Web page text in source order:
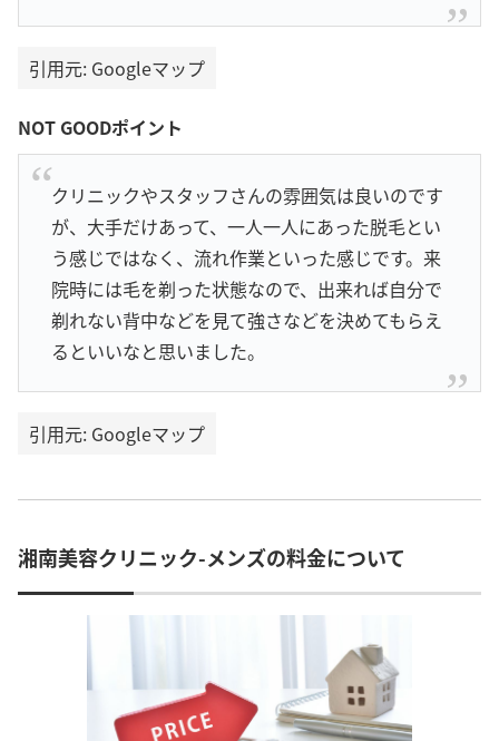
引用元: Googleマップ
NOT GOODポイント
クリニックやスタッフさんの雰囲気は良いのです
が、大手だけあって、一人一人にあった脱毛とい
う感じではなく、流れ作業といった感じです。来
院時には毛を剃った状態なので、出来れば自分で
剃れない背中などを見て強さなどを決めてもらえ
るといいなと思いました。
引用元: Googleマップ
湘南美容クリニック-メンズの料金について